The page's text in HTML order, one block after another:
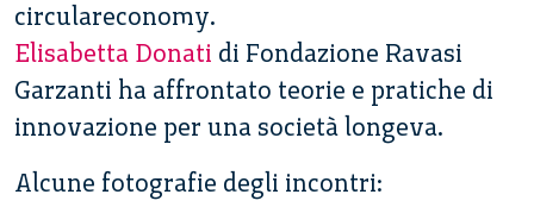
circulareconomy.
Elisabetta Donati di Fondazione Ravasi
Garzanti ha affrontato teorie e pratiche di
innovazione per una società longeva.
Alcune fotografie degli incontri: